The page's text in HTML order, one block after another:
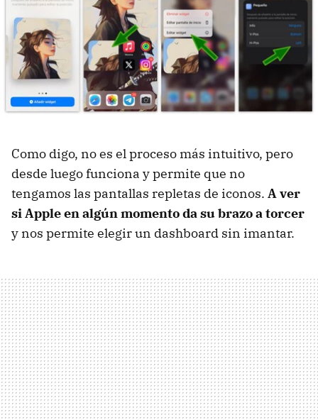
Como digo, no es el proceso más intuitivo, pero
desde luego funciona y permite que no
tengamos las pantallas repletas de iconos. A ver
si Apple en algún momento da su brazo a torcer
y nos permite elegir un dashboard sin imantar.